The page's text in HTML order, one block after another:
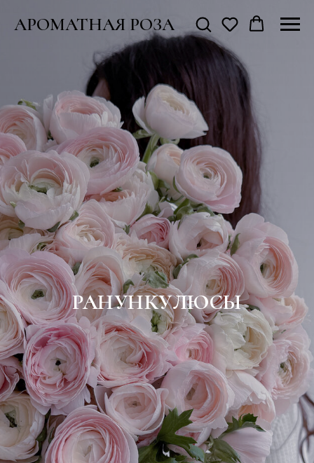
АРОМАТНАЯ РОЗА
РАНУНКУЛЮСЫ